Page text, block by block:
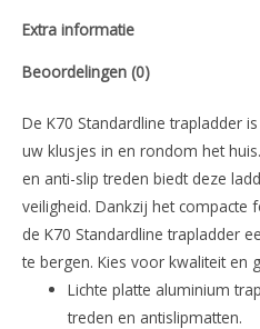
aantal
Extra informatie
Beoordelingen (0)
De K70 Standardline trapladder
uw klusjes in en rondom het
en anti-slip treden biedt deze
veiligheid. Dankzij het compacte
de K70 Standardline trapladder
te bergen. Kies voor kwaliteit en
Lichte platte aluminium
treden en antislipmatten.